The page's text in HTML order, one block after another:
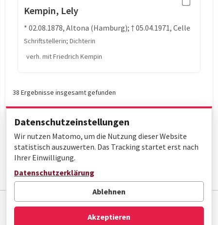
Kempin, Lely
* 02.08.1878, Altona (Hamburg); † 05.04.1971, Celle
Schriftstellerin; Dichterin
verh. mit Friedrich Kempin
38 Ergebnisse insgesamt gefunden
Seite 1 von 2
Impressum Datenschutz
Barrierefreiheit
© Gottfried Wilhelm Leibniz Bibliothek
Datenschutzeinstellungen
Wir nutzen Matomo, um die Nutzung dieser Website
statistisch auszuwerten. Das Tracking startet erst nach
Ihrer Einwilligung.
Datenschutzerklärung
Ablehnen
Akzeptieren